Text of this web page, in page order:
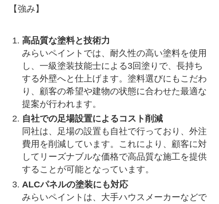
【強み】
高品質な塗料と技術力
みらいペイントでは、耐久性の高い塗料を使用
し、一級塗装技能士による3回塗りで、長持ち
する外壁へと仕上げます。塗料選びにもこだわ
り、顧客の希望や建物の状態に合わせた最適な
提案が行われます。
自社での足場設置によるコスト削減
同社は、足場の設置も自社で行っており、外注
費用を削減しています。これにより、顧客に対
してリーズナブルな価格で高品質な施工を提供
することが可能となっています。
ALCパネルの塗装にも対応
みらいペイントは、大手ハウスメーカーなどで